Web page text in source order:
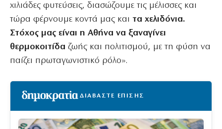
χιλιάδες φυτεύσεις, διασώζουμε τις μέλισσες και
τώρα φέρνουμε κοντά μας και τα χελιδόνια.
Στόχος μας είναι η Αθήνα να ξαναγίνει
θερμοκοιτίδα ζωής και πολιτισμού, με τη φύση να
παίζει πρωταγωνιστικό ρόλο».
ΔΙΑΒΑΣΤΕ ΕΠΙΣΗΣ